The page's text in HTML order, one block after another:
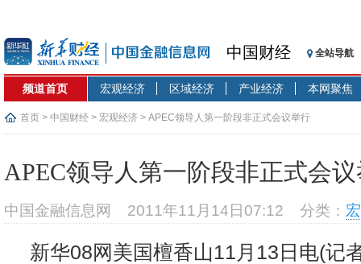
中国财经 全站导航
频道首页 宏观经济 区域经济 产业经济 本网聚焦
首页 > 中国财经 > 宏观经济 > APEC领导人第一阶段非正式会议举行
APEC领导人第一阶段非正式会
中国金融信息网 2011年11月14日07:12 分类：
新华08网美国檀香山11月13日电(记